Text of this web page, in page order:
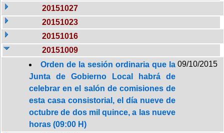
20151027
20151023
20151016
20151009
Orden de la sesión ordinaria que la
Junta de Gobierno Local habrá de
celebrar en el salón de comisiones de
esta casa consistorial, el día nueve de
octubre de dos mil quince, a las nueve
horas (09:00 H)
09/10/2015